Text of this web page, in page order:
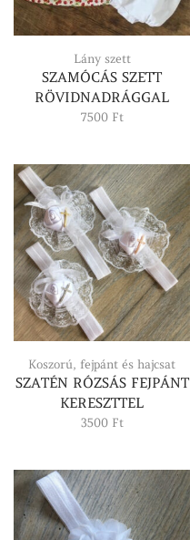
Lány szett
SZAMÓCÁS SZETT
RÖVIDNADRÁGGAL
7500 Ft
Koszorú, fejpánt és hajcsat
SZATÉN RÓZSÁS FEJPÁNT
KERESZTTEL
3500 Ft